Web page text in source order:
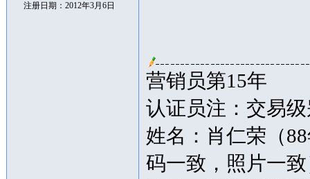
注册日期：2012年3月6日
营销员第15年
认证员注：交易
姓名：肖仁荣（
码一致，照片一